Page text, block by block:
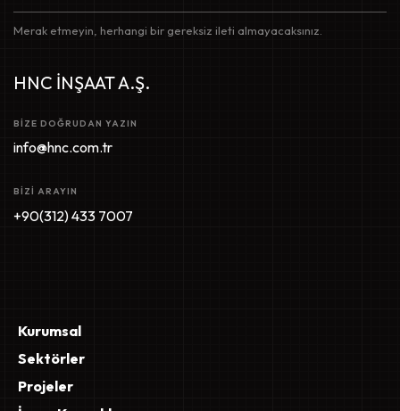
Merak etmeyin, herhangi bir gereksiz ileti almayacaksınız.
HNC İNŞAAT A.Ş.
BIZE DOĞRUDAN YAZIN
info@hnc.com.tr
BIZI ARAYIN
+90(312) 433 7007
Kurumsal
Sektörler
Projeler